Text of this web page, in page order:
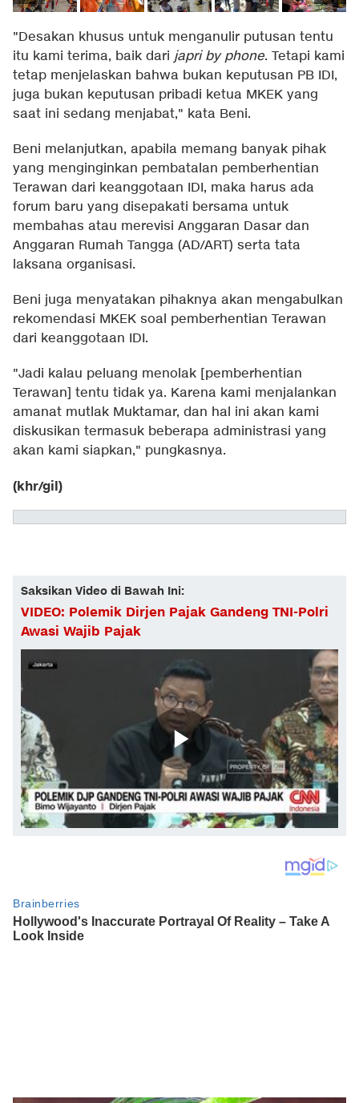
"Desakan khusus untuk menganulir putusan tentu
itu kami terima, baik dari japri by phone. Tetapi kami
tetap menjelaskan bahwa bukan keputusan PB IDI,
juga bukan keputusan pribadi ketua MKEK yang
saat ini sedang menjabat," kata Beni.
Beni melanjutkan, apabila memang banyak pihak
yang menginginkan pembatalan pemberhentian
Terawan dari keanggotaan IDI, maka harus ada
forum baru yang disepakati bersama untuk
membahas atau merevisi Anggaran Dasar dan
Anggaran Rumah Tangga (AD/ART) serta tata
laksana organisasi.
Beni juga menyatakan pihaknya akan mengabulkan
rekomendasi MKEK soal pemberhentian Terawan
dari keanggotaan IDI.
"Jadi kalau peluang menolak [pemberhentian
Terawan] tentu tidak ya. Karena kami menjalankan
amanat mutlak Muktamar, dan hal ini akan kami
diskusikan termasuk beberapa administrasi yang
akan kami siapkan," pungkasnya.
(khr/gil)
Saksikan Video di Bawah Ini:
VIDEO: Polemik Dirjen Pajak Gandeng TNI-Polri
Awasi Wajib Pajak